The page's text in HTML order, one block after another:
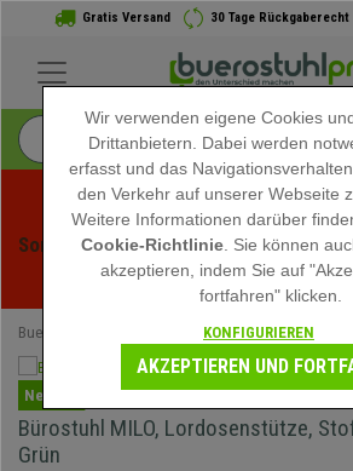
Gratis Versand 30 Tage Rückgaberecht
Sommerschlussverauf bei
für kurze Zeit - Aktion
Buerostuhlpro Ergonomische Bürostühle
Neuheit
Bürostuhl MILO, Lordosenstütze,
Grün
Wir verwenden eigene Cookies
Drittanbietern. Dabei werden
erfasst und das
den Verkehr auf unserer Webseite
Weitere Informationen darüber
Cookie-Richtlinie . Sie können
akzeptieren, indem Sie auf
fortfahren" klicken.
KONFIGURIEREN
AKZEPTIEREN UND